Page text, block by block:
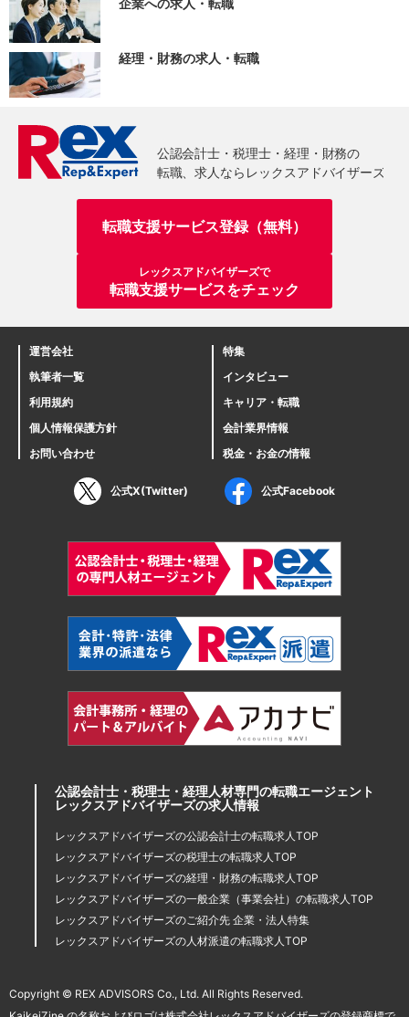
経理・財務の求人・転職
転職支援サービス登録（無料）
レックスアドバイザーズで
転職支援サービスをチェック
運営会社
執筆者一覧
利用規約
個人情報保護方針
お問い合わせ
特集
インタビュー
キャリア・転職
会計業界情報
税金・お金の情報
公式X(Twitter) 公式Facebook
公認会計士・税理士・経理人材専門の転職エージェント
レックスアドバイザーズの求人情報
レックスアドバイザーズの公認会計士の転職求人TOP
レックスアドバイザーズの税理士の転職求人TOP
レックスアドバイザーズの経理・財務の転職求人TOP
レックスアドバイザーズの一般企業（事業会社）の転職求人TOP
レックスアドバイザーズのご紹介先 企業・法人特集
レックスアドバイザーズの人材派遣の転職求人TOP
Copyright © REX ADVISORS Co., Ltd. All Rights Reserved.